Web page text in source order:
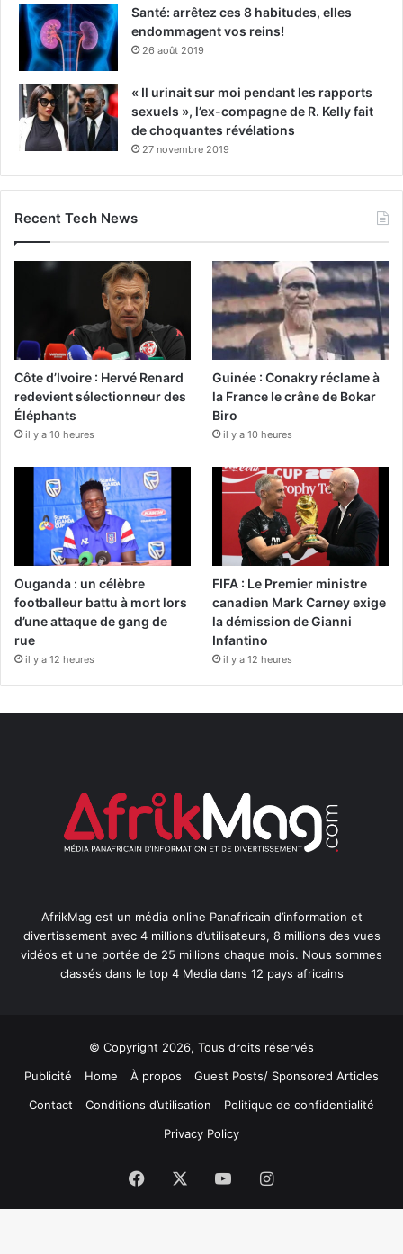
Santé: arrêtez ces 8 habitudes, elles
endommagent vos reins!
26 août 2019
« Il urinait sur moi pendant les rapports
sexuels », l’ex-compagne de R. Kelly fait
de choquantes révélations
27 novembre 2019
Recent Tech News
Côte d’Ivoire : Hervé Renard
redevient sélectionneur des
Éléphants
il y a 10 heures
Guinée : Conakry réclame à
la France le crâne de Bokar
Biro
il y a 10 heures
Ouganda : un célèbre
footballeur battu à mort lors
d’une attaque de gang de
rue
il y a 12 heures
FIFA : Le Premier ministre
canadien Mark Carney exige
la démission de Gianni
Infantino
il y a 12 heures
AfrikMag est un média online Panafricain d’information et
divertissement avec 4 millions d’utilisateurs, 8 millions des vues
vidéos et une portée de 25 millions chaque mois. Nous sommes
classés dans le top 4 Media dans 12 pays africains
© Copyright 2026, Tous droits réservés
Publicité
Home À propos
Guest Posts/ Sponsored Articles
Contact
Conditions d’utilisation
Politique de confidentialité
Privacy Policy
Facebook YouTubeInstagram